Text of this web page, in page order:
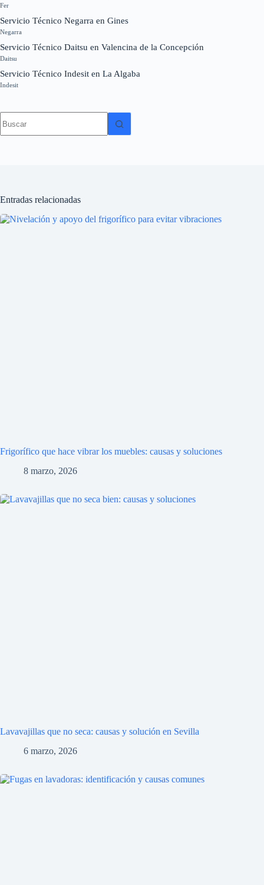
Fer
Servicio Técnico Negarra en Gines
Negarra
Servicio Técnico Daitsu en Valencina de la Concepción
Daitsu
Servicio Técnico Indesit en La Algaba
Indesit
resultados
Entradas relacionadas
Frigorífico que hace vibrar los muebles: causas y soluciones
8 marzo, 2026
Lavavajillas que no seca: causas y solución en Sevilla
6 marzo, 2026